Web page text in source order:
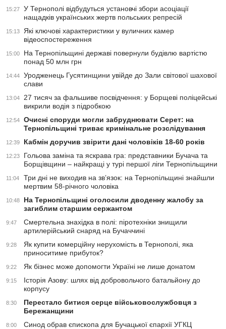
15:27
У Тернополі відбудуться установчі збори асоціації
нащадків українських жертв польських репресій
15:13
Які ключові характеристики у вуличних камер
відеоспостереження
15:00
На Тернопільщині державі повернули будівлю вартістю
понад 50 млн грн
14:44
Уродженець Гусятинщини увійде до Зали світової шахової
слави
13:04
27 тисяч за фальшиве посвідчення: у Борщеві поліцейські
викрили водія з підробкою
12:54
Очисні споруди могли забруднювати Серет: на
Тернопільщині триває кримінальне розслідування
12:39 Кабмін доручив звірити дані чоловіків 18-60 років
12:23
Гольова заміна та яскрава гра: представники Бучача та
Борщівщини – найкращі у турі першої ліги Тернопільщини
11:04
Три дні не виходив на зв’язок: на Тернопільщині знайшли
мертвим 58-річного чоловіка
10:48
На Тернопільщині оголосили дводенну жалобу за
загиблим старшим сержантом
9:47
Смертельна знахідка в полі: піротехніки знищили
артилерійський снаряд на Бучаччині
9:28
Як купити комерційну нерухомість в Тернополі, яка
приноситиме прибуток?
9:22 Як бізнес може допомогти Україні не лише донатом
9:15
Історія Азову: шлях від добровольчого батальйону до
корпусу
8:30
Перестало битися серце військовослужбовця з
Бережанщини
8:00 Синод обрав єпископа для Бучацької єпархії УГКЦ